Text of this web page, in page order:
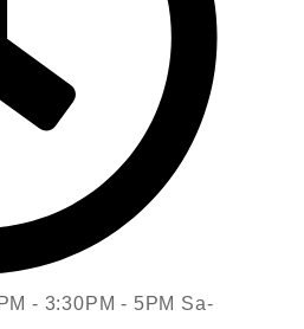
- 3:30PM - 5PM Sa-